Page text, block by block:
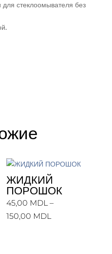
стеклоомывателя без
ЖИДКИЙ
ПОРОШОК
45,00 MDL –
150,00 MDL